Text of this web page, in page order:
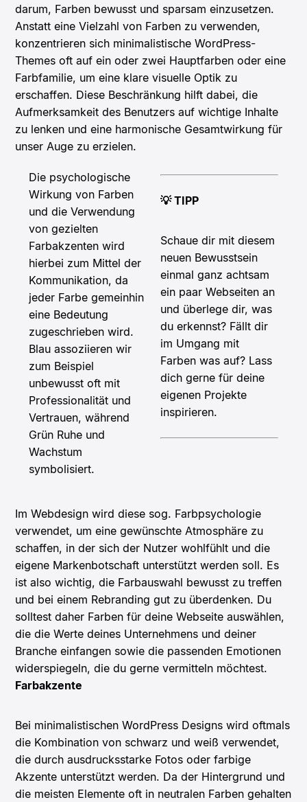
darum, Farben bewusst und sparsam einzusetzen.
Anstatt eine Vielzahl von Farben zu verwenden,
konzentrieren sich minimalistische WordPress-
Themes oft auf ein oder zwei Hauptfarben oder eine
Farbfamilie, um eine klare visuelle Optik zu
erschaffen. Diese Beschränkung hilft dabei, die
Aufmerksamkeit des Benutzers auf wichtige Inhalte
zu lenken und eine harmonische Gesamtwirkung für
unser Auge zu erzielen.
Die psychologische
Wirkung von Farben
und die Verwendung
von gezielten
Farbakzenten wird
hierbei zum Mittel der
Kommunikation, da
jeder Farbe gemeinhin
eine Bedeutung
zugeschrieben wird.
Blau assoziieren wir
zum Beispiel
unbewusst oft mit
Professionalität und
Vertrauen, während
Grün Ruhe und
Wachstum
symbolisiert.
💡 TIPP
Schaue dir mit diesem
neuen Bewusstsein
einmal ganz achtsam
ein paar Webseiten an
und überlege dir, was
du erkennst? Fällt dir
im Umgang mit
Farben was auf? Lass
dich gerne für deine
eigenen Projekte
inspirieren.
Im Webdesign wird diese sog. Farbpsychologie
verwendet, um eine gewünschte Atmosphäre zu
schaffen, in der sich der Nutzer wohlfühlt und die
eigene Markenbotschaft unterstützt werden soll. Es
ist also wichtig, die Farbauswahl bewusst zu treffen
und bei einem Rebranding gut zu überdenken. Du
solltest daher Farben für deine Webseite auswählen,
die die Werte deines Unternehmens und deiner
Branche einfangen sowie die passenden Emotionen
widerspiegeln, die du gerne vermitteln möchtest.
Farbakzente
Bei minimalistischen WordPress Designs wird oftmals
die Kombination von schwarz und weiß verwendet,
die durch ausdrucksstarke Fotos oder farbige
Akzente unterstützt werden. Da der Hintergrund und
die meisten Elemente oft in neutralen Farben gehalten